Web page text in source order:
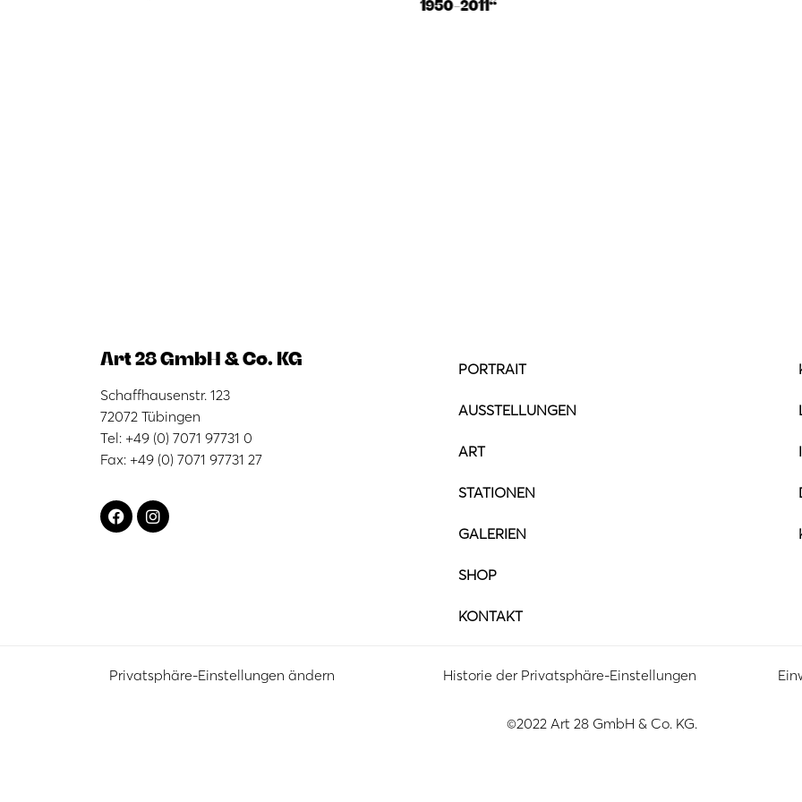
1950-2011“
Art 28 GmbH & Co. KG
Schaffhausenstr. 123
72072 Tübingen
Tel: +49 (0) 7071 97731 0
Fax: +49 (0) 7071 97731 27
PORTRAIT
AUSSTELLUNGEN
ART
STATIONEN
GALERIEN
SHOP
KONTAKT
Privatsphäre-Einstellungen ändern Historie der Privatsphäre-Einstellungen
©2022 Art 28 GmbH & Co. KG.